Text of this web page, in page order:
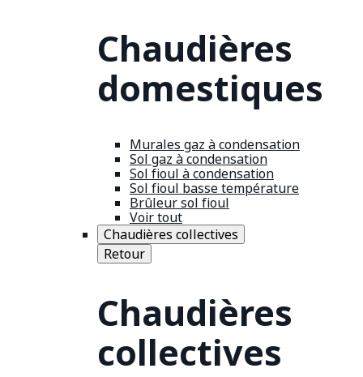
Chaudières
domestiques
Murales gaz à condensation
Sol gaz à condensation
Sol fioul à condensation
Sol fioul basse température
Brûleur sol fioul
Voir tout
Chaudières collectives
Retour
Chaudières
collectives